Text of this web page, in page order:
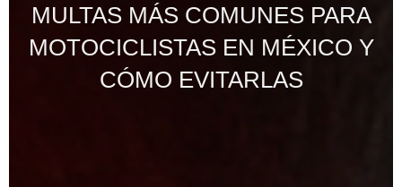
MULTAS MÁS COMUNES PARA
MOTOCICLISTAS EN MÉXICO Y
CÓMO EVITARLAS